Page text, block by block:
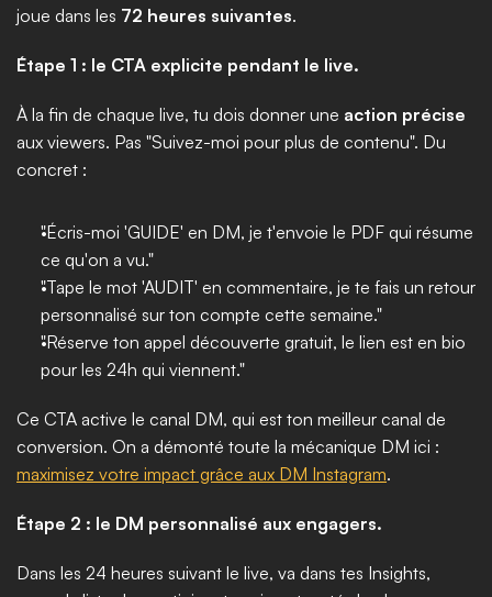
joue dans les 72 heures suivantes.
Étape 1 : le CTA explicite pendant le live.
À la fin de chaque live, tu dois donner une action précise
aux viewers. Pas "Suivez-moi pour plus de contenu". Du
concret :
"Écris-moi 'GUIDE' en DM, je t'envoie le PDF qui résume
ce qu'on a vu."
"Tape le mot 'AUDIT' en commentaire, je te fais un retour
personnalisé sur ton compte cette semaine."
"Réserve ton appel découverte gratuit, le lien est en bio
pour les 24h qui viennent."
Ce CTA active le canal DM, qui est ton meilleur canal de
maximisez votre impact grâce aux DM Instagram.
Étape 2 : le DM personnalisé aux engagers.
Dans les 24 heures suivant le live, va dans tes Insights,